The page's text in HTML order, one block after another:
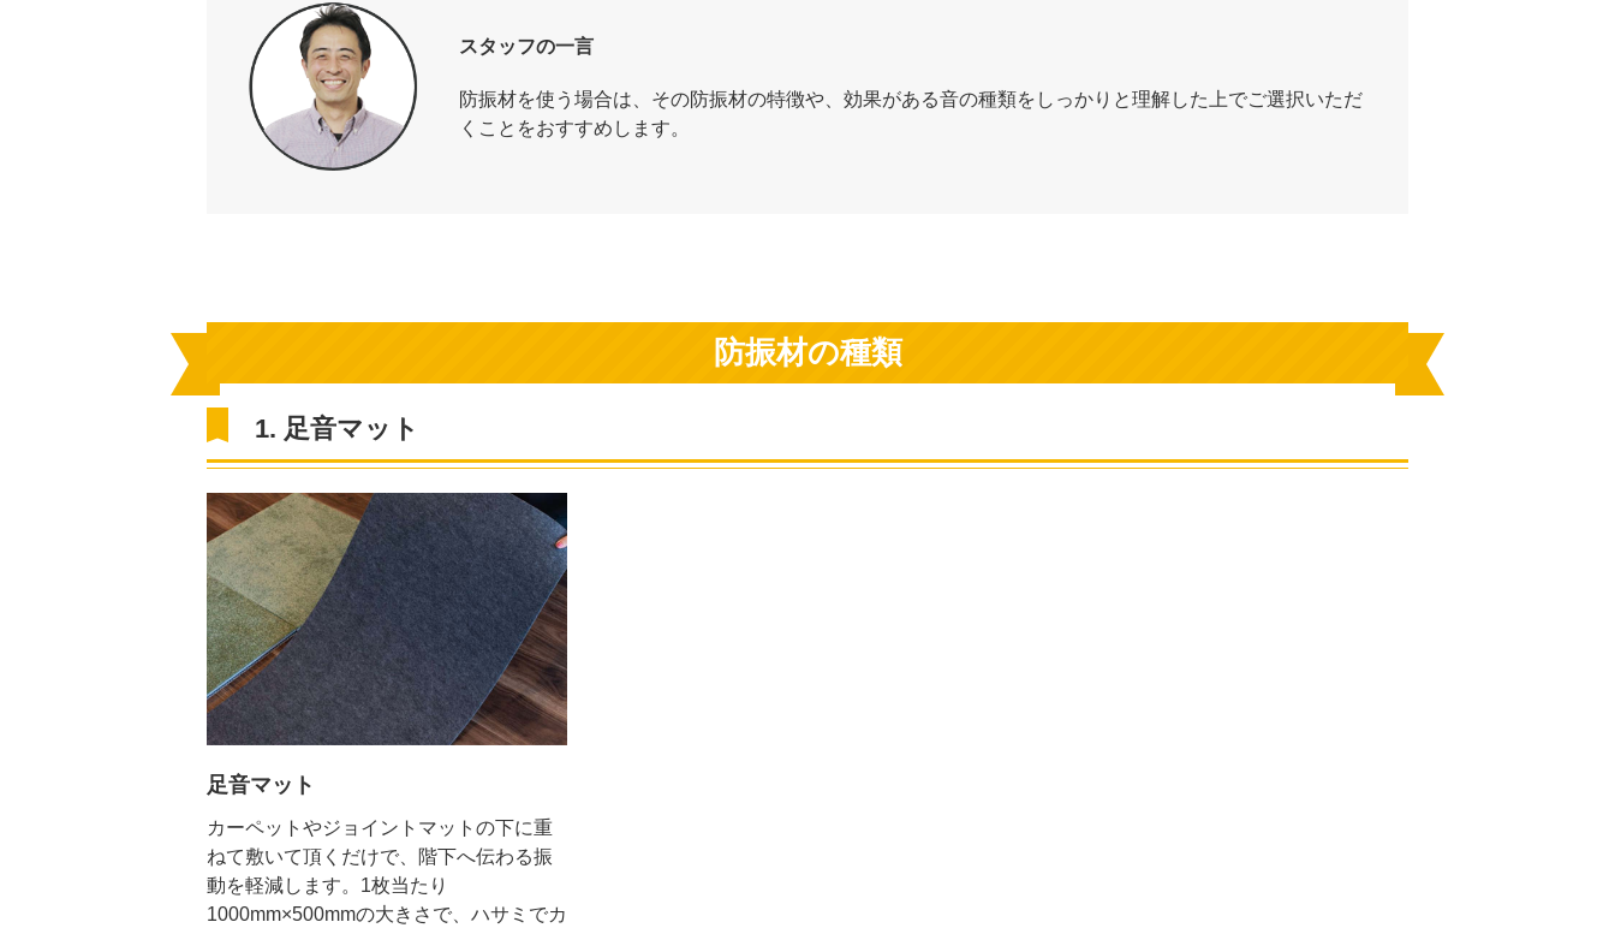
スタッフの一言
防振材を使う場合は、その防振材の特徴や、効果がある音の種類をしっかりと理解した上でご選択いただ
くことをおすすめします。
防振材の種類
1. 足音マット
足音マット
カーペットやジョイントマットの下に重
ねて敷いて頂くだけで、階下へ伝わる振
動を軽減します。1枚当たり
1000mm×500mmの大きさで、ハサミでカ